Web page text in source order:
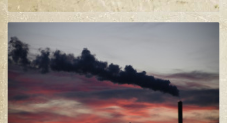
dass zwei weitere Vorschriften gelockert werden sollen.
Unter anderem sollten bei der Entscheidung über
wirtschaftliche Fragen und Überlegungen der nationalen
Sicherheit mehr Bedeutung bekommen.